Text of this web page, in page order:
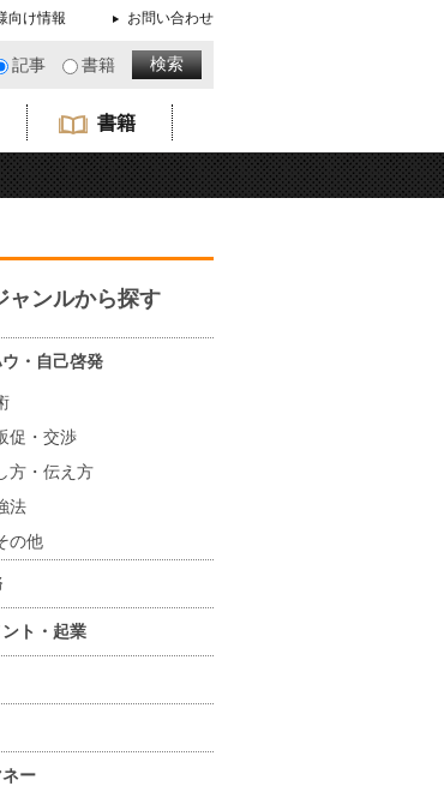
向け情報 お問い合わせ
記事 書籍
書籍
ャンルから探す
・自己啓発
促・交渉
方・伝え方
法
の他
ト・起業
ー